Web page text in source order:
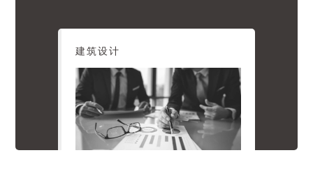
建筑设计